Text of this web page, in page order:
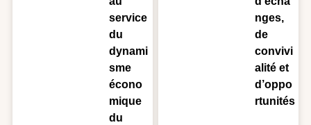
service
du
dynami
sme
écono
mique
du
nges,
de
convivi
alité et
d’oppo
rtunités